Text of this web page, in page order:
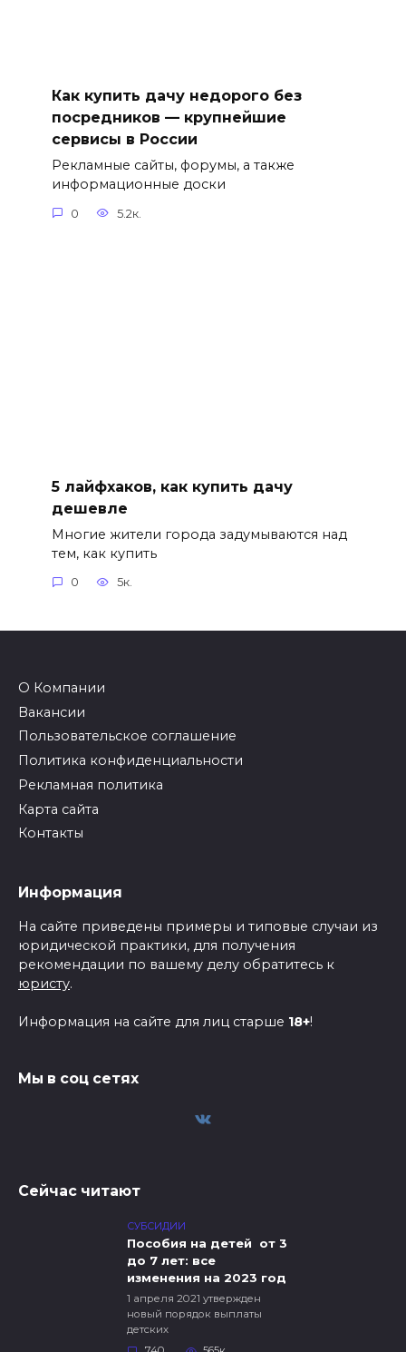
Как купить дачу недорого без
посредников — крупнейшие
сервисы в России
Рекламные сайты, форумы, а также
информационные доски
0 5.2к.
5 лайфхаков, как купить дачу
дешевле
Многие жители города задумываются над
тем, как купить
0 5к.
О Компании
Вакансии
Пользовательское соглашение
Политика конфиденциальности
Рекламная политика
Карта сайта
Контакты
Информация
На сайте приведены примеры и типовые случаи из
юридической практики, для получения
рекомендации по вашему делу обратитесь к
юристу.
Информация на сайте для лиц старше 18+!
Мы в соц сетях
Сейчас читают
СУБСИДИИ
Пособия на детей от 3
до 7 лет: все
изменения на 2023 год
1 апреля 2021 утвержден
новый порядок выплаты
детских